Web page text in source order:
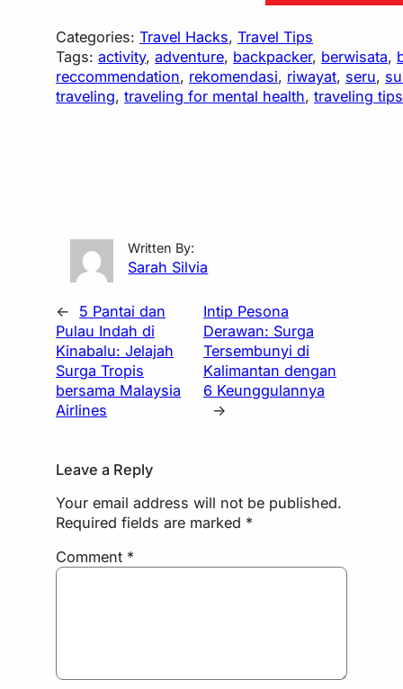
Categories:Travel Hacks, Travel Tips
Tags:activity, adventure, backpacker, berwisata,
reccommendation, rekomendasi, riwayat, seru,
traveling, traveling for mental health, traveling tips
Written By:
Sarah Silvia
←
5 Pantai dan
Pulau Indah di
Kinabalu: Jelajah
Surga Tropis
bersama Malaysia
Airlines
Intip Pesona
Derawan: Surga
Tersembunyi di
Kalimantan dengan
6 Keunggulannya
→
Leave a Reply
Your email address will not be published.
Required fields are marked *
Comment *